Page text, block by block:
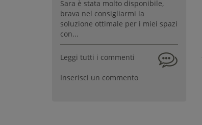
Sara è stata molto disponibile,
brava nel consigliarmi la
soluzione ottimale per i miei spazi
con...
Leggi tutti i commenti
Inserisci un commento